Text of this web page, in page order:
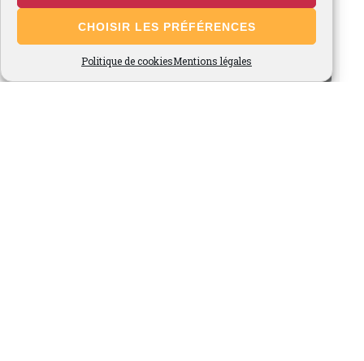
CHOISIR LES PRÉFÉRENCES
Politique de cookiesMentions légales